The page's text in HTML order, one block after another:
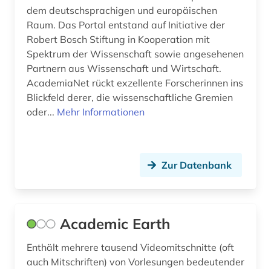
berufliche fortbildung (1)
berufung professur (2)
berühmte persönlichkeit (2)
beschaffung (2)
bestandsverzeichnis (2)
bestatter (1)
dem deutschsprachigen und europäischen
Raum. Das Portal entstand auf Initiative der
Robert Bosch Stiftung in Kooperation mit
Spektrum der Wissenschaft sowie angesehenen
Partnern aus Wissenschaft und Wirtschaft.
AcademiaNet rückt exzellente Forscherinnen ins
Blickfeld derer, die wissenschaftliche Gremien
oder... Mehr Informationen
Zur Datenbank
Academic Earth
Enthält mehrere tausend Videomitschnitte (oft
auch Mitschriften) von Vorlesungen bedeutender